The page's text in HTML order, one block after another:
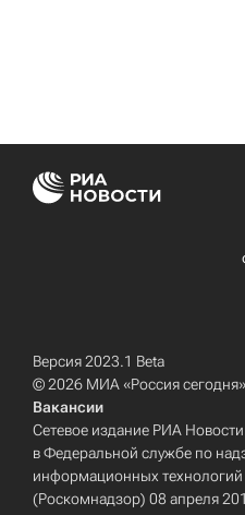
Версия 2023.1 Beta
© 2026 МИА «Россия сегодня»
Вакансии
Сетевое издание РИА
в Федеральной службе по
информационных
(Роскомнадзор) 08 апреля